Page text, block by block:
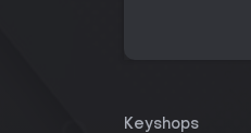
Keyshops